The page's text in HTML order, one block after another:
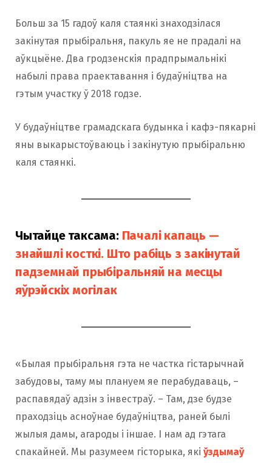
Больш за 15 гадоў каля стаянкі знаходзілася
закінутая прыбіральня, пакуль яе не прадалі на
аўкцыёне. Два гродзенскія прадпрымальнікі
набылі права праектавання і будаўніцтва на
гэтым участку ў 2018 годзе.
У будаўніцтве грамадскага будынка і кафэ-пякарні
яны выкарыстоўваюць і закінутую прыбіральню
каля стаянкі.
Чытайце таксама: Пачалі капаць —
знайшлі косткі. Што рабіць з закінутай
падземнай прыбіральняй на месцы
яўрэйскіх могілак
«Былая прыбіральня гэта не частка гістарычнай
забудовы, таму мы плануем яе перабудаваць, –
распавядаў адзін з інвестраў. – Там, дзе будзе
праходзіць асноўнае будаўніцтва, раней былі
жылыя дамы, агароды і іншае. І нам ад гэтага
спакайней. Мы разумеем гісторыка, які ўздымаў